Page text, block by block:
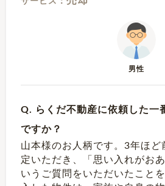
男性
Q. らくだ不動産に依頼した一
ですか？
山本様のお人柄です。3年ほど
定いただき、「思い入れがお
いうご質問をいただいたこと